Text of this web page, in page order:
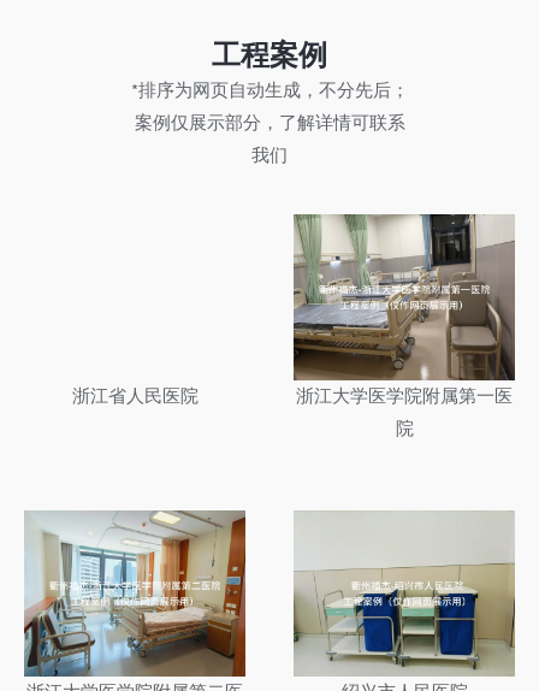
工程案例
*排序为网页自动生成，不分先后；
案例仅展示部分，了解详情可联系
我们
浙江省人民医院
浙江大学医学院附属第一医
院